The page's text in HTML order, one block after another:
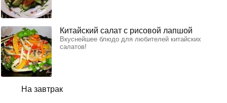
На завтрак
Китайский салат с рисовой лапшой
Вкуснейшее блюдо для любителей китайских
салатов!